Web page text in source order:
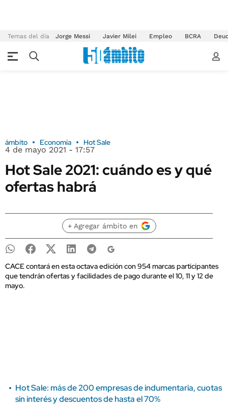
Temas del día Jorge Messi Javier Milei Empleo BCRA
ámbito Economía Hot Sale
4 de mayo 2021 - 17:57
Hot Sale 2021: cuándo es y qué
ofertas habrá
+ Agregar ámbito en
CACE contará en esta octava edición con 954 marcas participantes
que tendrán ofertas y facilidades de pago durante el 10, 11 y 12 de
mayo.
Hot Sale: más de 200 empresas de indumentaria, cuotas
sin interés y descuentos de hasta el 70%